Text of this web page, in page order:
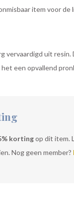
item voor
uit resin.
een opvallend
kortingop dit item.
Nog geen member?